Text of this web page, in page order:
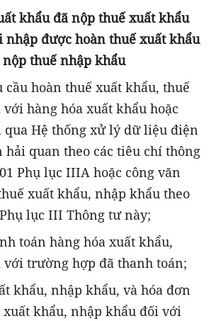
khẩu đã nộp thuế xuất khẩu
được hoàn thuế xuất khẩu
thuế nhập khẩu
cầu hoàn thuế xuất khẩu, thuế
hàng hóa xuất khẩu hoặc
Hệ thống xử lý dữ liệu điện
hải quan theo các tiêu chí thông
Phụ lục IIIA hoặc công văn
xuất khẩu, nhập khẩu theo
lục III Thông tư này;
toán hàng hóa xuất khẩu,
trường hợp đã thanh toán;
khẩu, nhập khẩu, và hóa đơn
xuất khẩu, nhập khẩu đối với